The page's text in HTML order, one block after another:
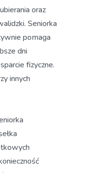
oraz
Seniorka
pomaga
dni
fizyczne.
innych